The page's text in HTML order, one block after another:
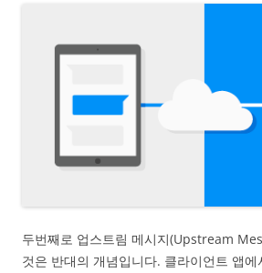
두번째로 업스트림 메시지(Upstream
것은 반대의 개념입니다. 클라이언트 앱